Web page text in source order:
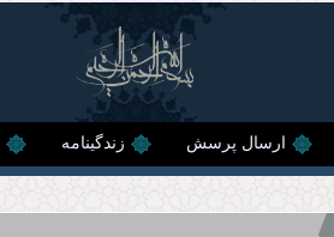
ارسال پرسش زندگینامه